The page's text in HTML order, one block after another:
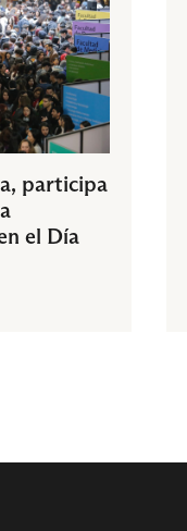
participa
el Día